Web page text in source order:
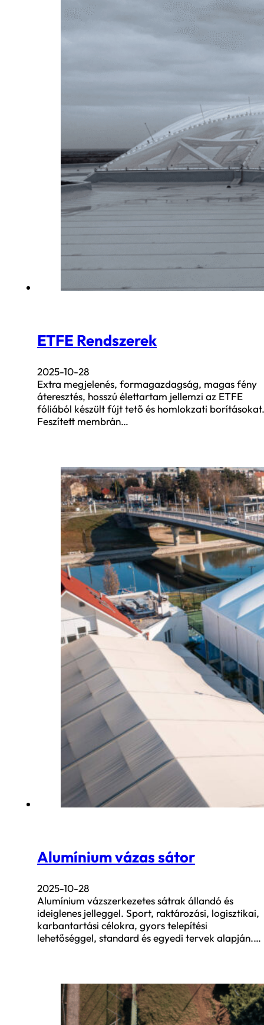
ETFE Rendszerek
2025-10-28
Extra megjelenés, formagazdagság, magas fény
áteresztés, hosszú élettartam jellemzi az ETFE
fóliából készült fújt tető és homlokzati borításokat.
Feszített membrán…
Alumínium vázas sátor
2025-10-28
Alumínium vázszerkezetes sátrak állandó és
ideiglenes jelleggel. Sport, raktározási, logisztikai,
karbantartási célokra, gyors telepítési
lehetőséggel, standard és egyedi tervek alapján.…